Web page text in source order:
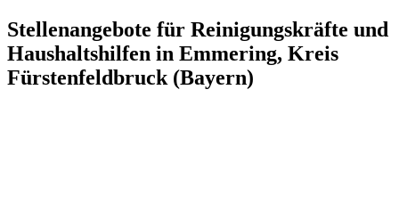
Stellenangebote für Reinigungskräfte und
Haushaltshilfen in Emmering, Kreis
Fürstenfeldbruck (Bayern)